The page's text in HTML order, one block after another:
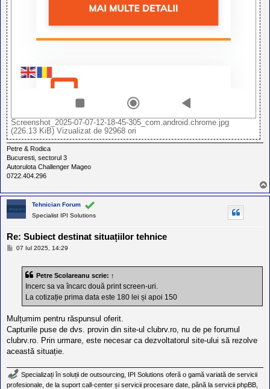
Screenshot_2025-07-07-12-18-45-305_com.android.chrome.jpg
(226.13 KiB) Vizualizat de 92968 ori
Petre & Rodica
Bucuresti, sectorul 3
Autorulota Challenger Mageo
0722.404.296
Tehnician Forum
Specialist IPI Solutions
Re: Subiect destinat situațiilor tehnice
M07 Iul 2025, 14:29
Petre Scolareanu scrie: ↑
Incerc sa va încarc două print screen-uri.
La cotizație prima data este 180 lei și apoi 150
Mulțumim pentru răspunsul oferit.
Capturile puse de dvs. provin din site-ul clubrv.ro, nu de pe forumul
clubrv.ro. Prin urmare, este necesar ca dezvoltatorul site-ului să rezolve
această situație.
Specializați în soluții de outsourcing, IPI Solutions oferă o gamă variată de servicii
profesionale, de la suport call-center și servicii procesare date, până la servicii phpBB,